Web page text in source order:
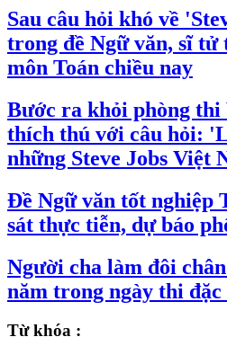
Sau câu hỏi khó về
trong đề Ngữ văn, sĩ
môn Toán chiều nay
Bước ra khỏi phòng thi
thích thú với câu hỏi:
những Steve Jobs Việt
Đề Ngữ văn tốt nghiệp
sát thực tiễn, dự báo
Người cha làm đôi
năm trong ngày thi đặc
Từ khóa :